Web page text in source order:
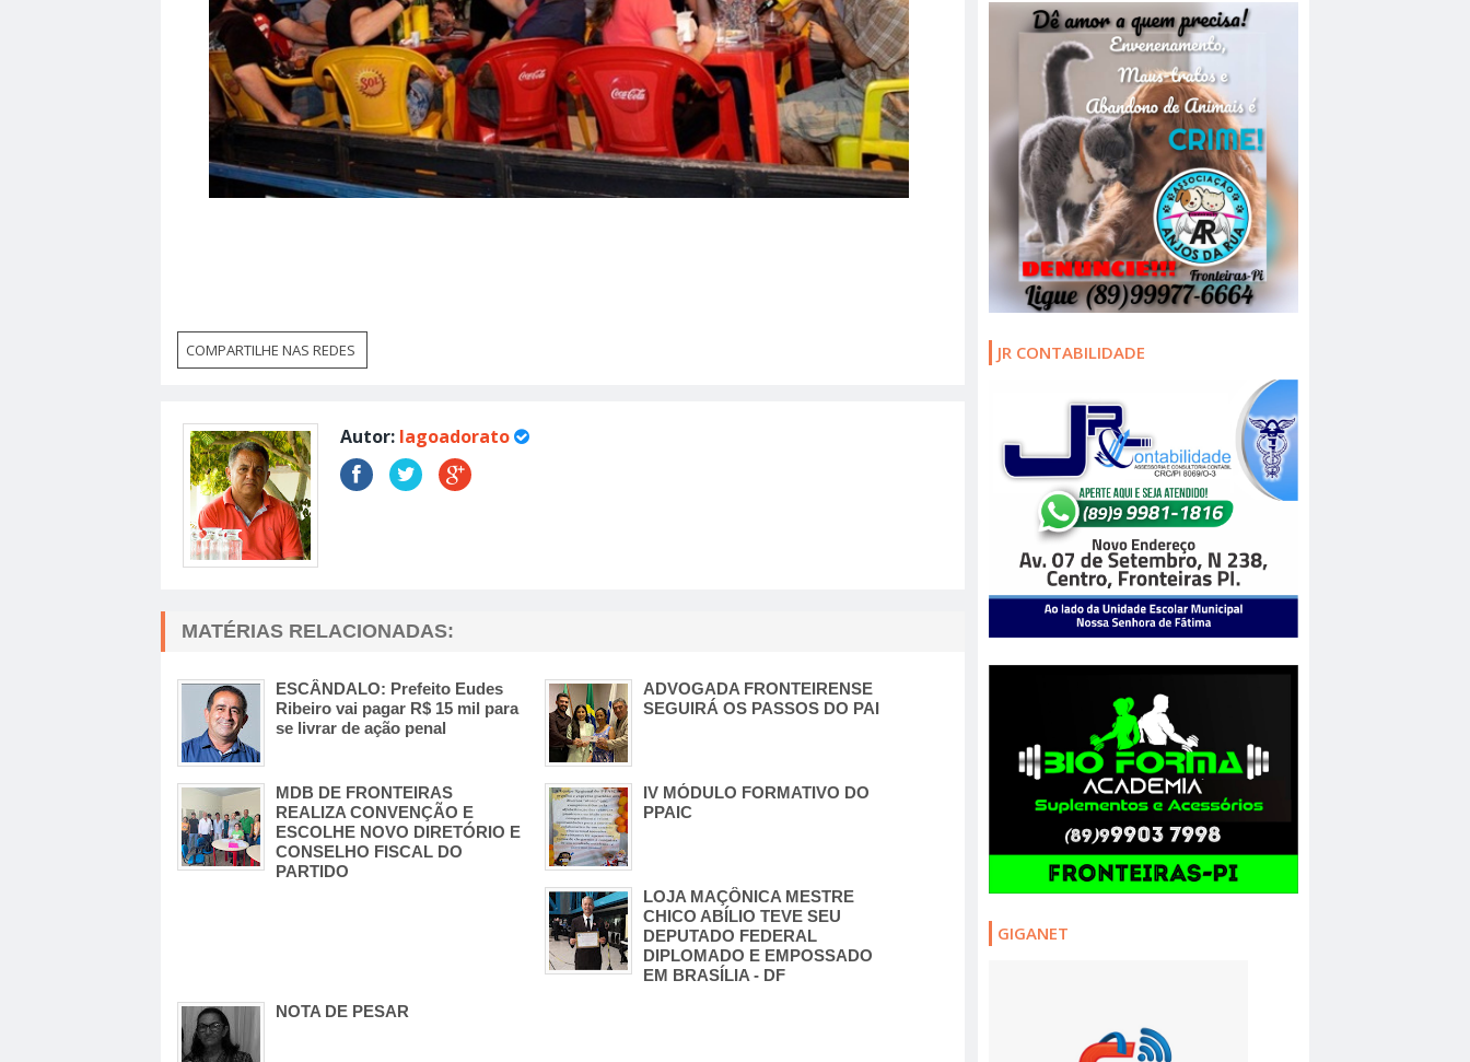
COMPARTILHE NAS REDES
Autor: lagoadorato
MATÉRIAS RELACIONADAS:
ESCÂNDALO: Prefeito Eudes
Ribeiro vai pagar R$ 15 mil para
se livrar de ação penal
ADVOGADA FRONTEIRENSE
SEGUIRÁ OS PASSOS DO PAI
MDB DE FRONTEIRAS
REALIZA CONVENÇÃO E
ESCOLHE NOVO DIRETÓRIO E
CONSELHO FISCAL DO
PARTIDO
IV MÓDULO FORMATIVO DO
PPAIC
LOJA MAÇÔNICA MESTRE
CHICO ABÍLIO TEVE SEU
DEPUTADO FEDERAL
DIPLOMADO E EMPOSSADO
EM BRASÍLIA - DF
NOTA DE PESAR
JR CONTABILIDADE
GIGANET